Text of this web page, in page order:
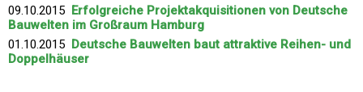
09.10.2015 Erfolgreiche Projektakquisitionen von Deutsche
Bauwelten im Großraum Hamburg
01.10.2015 Deutsche Bauwelten baut attraktive Reihen- und
Doppelhäuser